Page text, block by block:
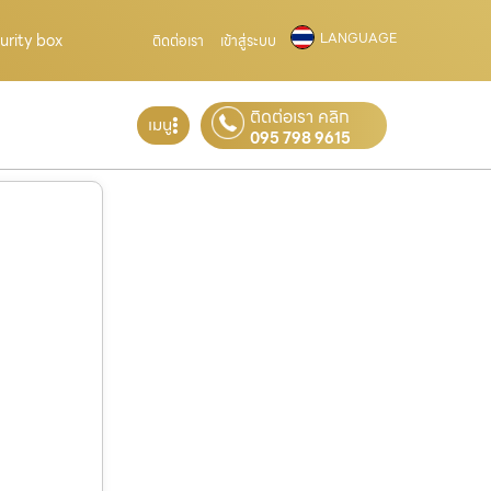
box ติดต่อเรา เข้าสู่ระบบ LANGUAGE
เมนู ติดต่อเรา คลิก
095 798 9615